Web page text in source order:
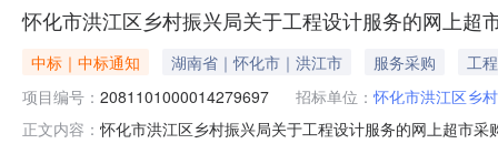
怀化市洪江区乡村振兴局关于工程设计服务的网上超
中标｜中标通知 湖南省｜怀化市｜洪江市 服务采购
工程
项目编号： 2081101000014279697 招标单位： 怀化市洪江区乡
正文内容： 怀化市洪江区乡村振兴局关于工程设计服务的网上超市